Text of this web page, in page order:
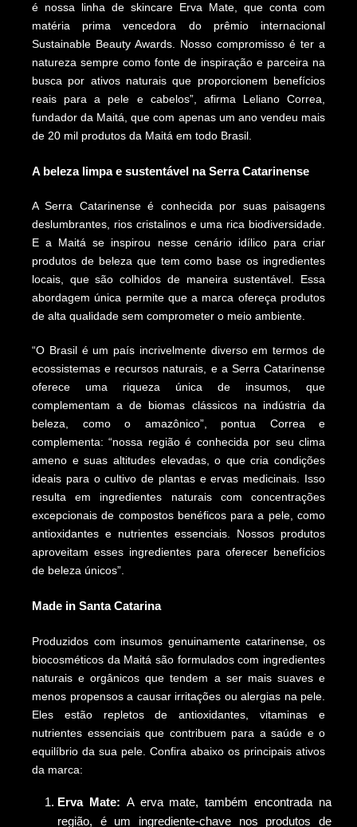
é nossa linha de skincare Erva Mate, que conta com
matéria prima vencedora do prêmio internacional
Sustainable Beauty Awards. Nosso compromisso é ter a
natureza sempre como fonte de inspiração e parceira na
busca por ativos naturais que proporcionem benefícios
reais para a pele e cabelos”, afirma Leliano Correa,
fundador da Maitá, que com apenas um ano vendeu mais
de 20 mil produtos da Maitá em todo Brasil.
A beleza limpa e sustentável na Serra Catarinense
A Serra Catarinense é conhecida por suas paisagens
deslumbrantes, rios cristalinos e uma rica biodiversidade.
E a Maitá se inspirou nesse cenário idílico para criar
produtos de beleza que tem como base os ingredientes
locais, que são colhidos de maneira sustentável. Essa
abordagem única permite que a marca ofereça produtos
de alta qualidade sem comprometer o meio ambiente.
“O Brasil é um país incrivelmente diverso em termos de
ecossistemas e recursos naturais, e a Serra Catarinense
oferece uma riqueza única de insumos, que
complementam a de biomas clássicos na indústria da
beleza, como o amazônico”, pontua Correa e
complementa: “nossa região é conhecida por seu clima
ameno e suas altitudes elevadas, o que cria condições
ideais para o cultivo de plantas e ervas medicinais. Isso
resulta em ingredientes naturais com concentrações
excepcionais de compostos benéficos para a pele, como
antioxidantes e nutrientes essenciais. Nossos produtos
aproveitam esses ingredientes para oferecer benefícios
de beleza únicos”.
Made in Santa Catarina
Produzidos com insumos genuinamente catarinense, os
biocosméticos da Maitá são formulados com ingredientes
naturais e orgânicos que tendem a ser mais suaves e
menos propensos a causar irritações ou alergias na pele.
Eles estão repletos de antioxidantes, vitaminas e
nutrientes essenciais que contribuem para a saúde e o
equilíbrio da sua pele. Confira abaixo os principais ativos
da marca:
Erva Mate: A erva mate, também encontrada na
região, é um ingrediente-chave nos produtos de